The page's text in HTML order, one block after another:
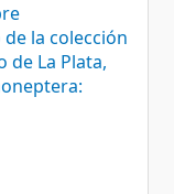
la colección
La Plata,